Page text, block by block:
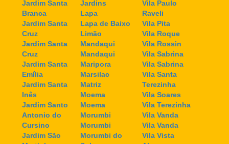
Jardim Santa
Branca
Jardim Santa
Cruz
Jardim Santa
Cruz
Jardim Santa
Emília
Jardim Santa
Inês
Jardim Santo
Antonio do
Cursino
Jardim São
Jardins
Lapa
Lapa de Baixo
Limão
Mandaqui
Mandaqui
Maripora
Marsilac
Matriz
Moema
Moema
Morumbi
Morumbi
Morumbi do
Vila Paulo
Raveli
Vila Pita
Vila Roque
Vila Rossin
Vila Sabrina
Vila Sabrina
Vila Santa
Terezinha
Vila Soares
Vila Terezinha
Vila Vanda
Vila Vanda
Vila Vista